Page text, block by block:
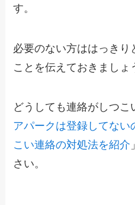
す。
必要のない方ははっきり
ことを伝えておきましょ
どうしても連絡がしつこ
アパークは登録してない
こい連絡の対処法を紹介
さい。